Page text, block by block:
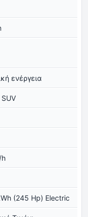
ενέργεια
h
(245 Hp) Electric